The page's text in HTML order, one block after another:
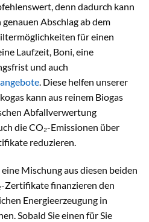
denn dadurch kann
Abschlag ab dem
für einen
Laufzeit, Boni, eine
und auch
. Diese helfen unserer
kann aus reinem Biogas
Abfallverwertung
die CO₂-Emissionen über
reduzieren.
Mischung aus diesen beiden
Zertifikate finanzieren den
Energieerzeugung in
Sobald Sie einen für Sie